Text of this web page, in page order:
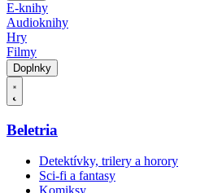
E-knihy
Audioknihy
Hry
Filmy
Doplnky
Beletria
Detektívky, trilery a horory
Sci-fi a fantasy